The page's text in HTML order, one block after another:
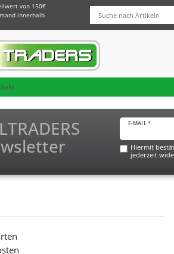
von 150€
innerhalb
E-MAIL *
Hiermit
jederzeit